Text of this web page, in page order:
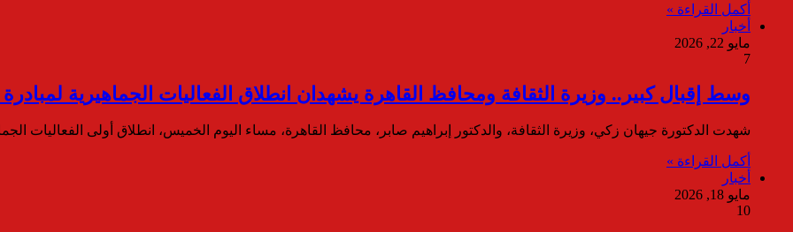
أكمل القراءة »
أخبار
مايو 22, 2026
7
وسط إقبال كبير.. وزيرة الثقافة ومحافظ القاهرة يشهدان انطلاق الفعاليات الجماهيرية
شهدت الدكتورة جيهان زكي، وزيرة الثقافة، والدكتور إبراهيم صابر، محافظ القاهرة، مساء اليوم الخميس، انطلاق أولى الفعاليات
أكمل القراءة »
أخبار
مايو 18, 2026
10